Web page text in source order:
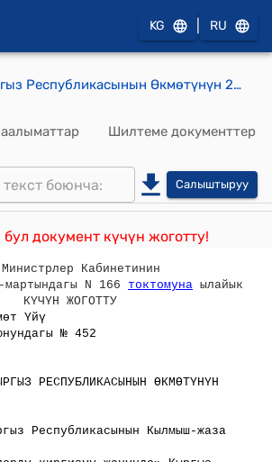
KG RU
Кыргыз Республикасынын Өкмөтүнүн 2006-жылдын 26-июнундагы № 452 «Кыргыз Республикасынын Кылмыш-жаза кодексиие өзгөртүүлөрдү киргизүү жөнүндө» Кыргыз Республикасынын Мыйзам долбоору тууралуу" токтому
Шилтеме документтер
Салыштыруу
бул документ күчүн жоготту!